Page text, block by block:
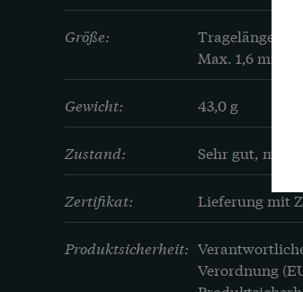
Größe:
Tragelänge 42
Max. 1,6 mm
Gewicht: 43,0 g
Zustand: Sehr gut, mit
Zertifikat: Lieferung mit
Produktsicherheit:
Verordnung